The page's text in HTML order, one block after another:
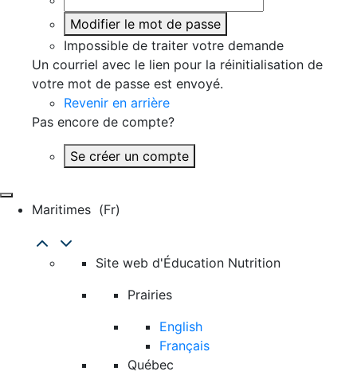
Modifier le mot de passe
Impossible de traiter votre demande
Un courriel avec le lien pour la réinitialisation de
votre mot de passe est envoyé.
Revenir en arrière
Pas encore de compte?
Se créer un compte
Maritimes (fr)
Site web d'Éducation Nutrition
Prairies
English
Français
Québec